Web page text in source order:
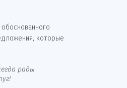
которые
рады